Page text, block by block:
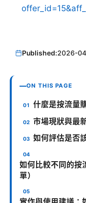
Published:2026-
ON THIS PAGE
什麼是按流量
市場現狀與最
如何評估是否
如何比較不同的按
單）